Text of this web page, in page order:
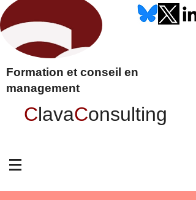
Formation et conseil en
management
ClavaConsulting